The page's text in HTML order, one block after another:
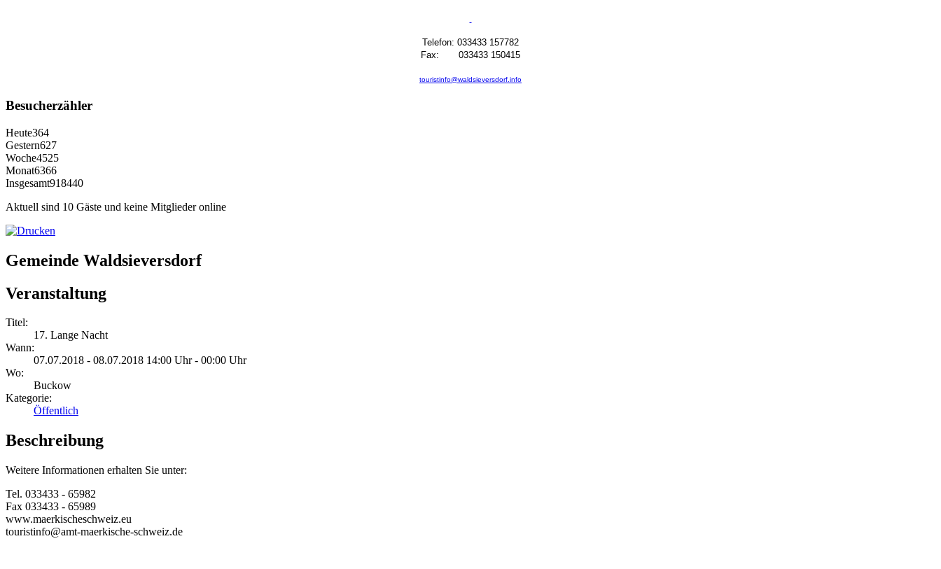
Telefon: 033433 157782
Fax: 033433 150415
touristinfo@waldsieversdorf.info
Besucherzähler
Heute364
Gestern627
Woche4525
Monat6366
Insgesamt918440
Aktuell sind 10 Gäste und keine Mitglieder online
Gemeinde Waldsieversdorf
Veranstaltung
Titel:
17. Lange Nacht
Wann:
07.07.2018 - 08.07.2018 14:00 Uhr - 00:00 Uhr
Wo:
Buckow
Kategorie:
Öffentlich
Beschreibung
Weitere Informationen erhalten Sie unter:
Tel. 033433 - 65982
Fax 033433 - 65989
www.maerkischeschweiz.eu
touristinfo@amt-maerkische-schweiz.de